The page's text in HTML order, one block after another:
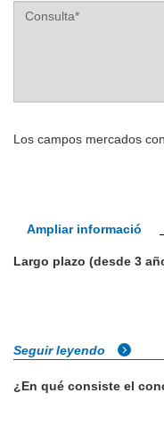
Label
Los campos mercados
Ampliar informació
Largo plazo (desde 3
Seguir leyendo
¿En qué consiste el